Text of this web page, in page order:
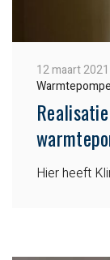
12 maart 2021
Hier heeft